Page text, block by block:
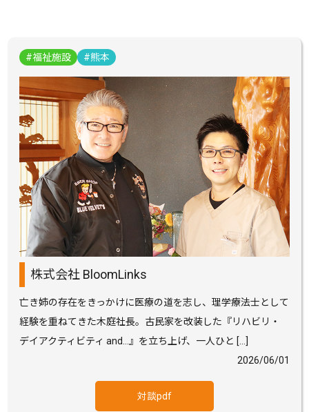
福祉施設 熊本
株式会社 BloomLinks
亡き姉の存在をきっかけに医療の道を志し、理学療法士として
経験を重ねてきた木庭社長。古民家を改装した『リハビリ・
デイアクティビティ and…』を立ち上げ、一人ひと […]
2026/06/01
対談pdf